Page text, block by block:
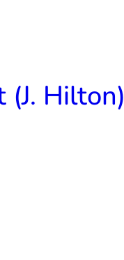
(J. Hilton)